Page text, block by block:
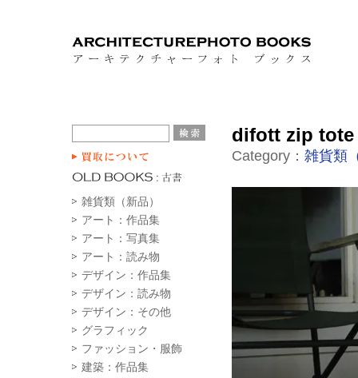
雑貨類（新品）
アート：作品集
アート：写真集
アート：読み物
デザイン：作品集
デザイン：読み物
デザイン：その他
グラフィック
ファッション・服飾
建築：作品集
difott zip tote
Category： 雑貨類